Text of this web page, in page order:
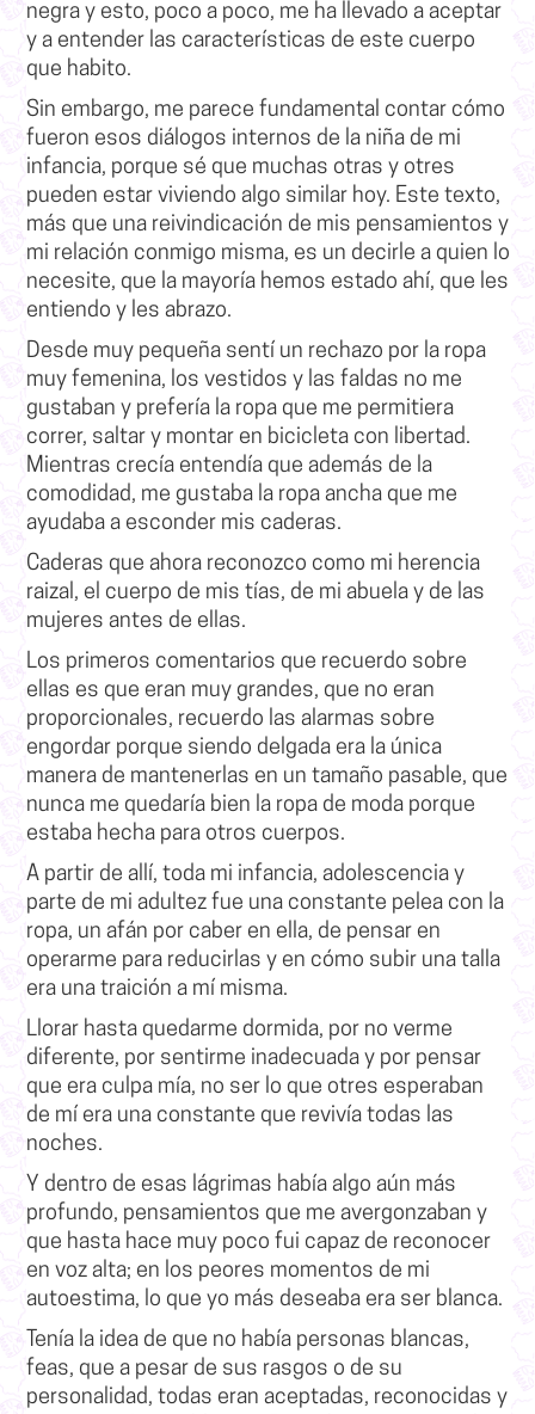
negra y esto, poco a poco, me ha llevado a aceptar
y a entender las características de este cuerpo
que habito.
Sin embargo, me parece fundamental contar cómo
fueron esos diálogos internos de la niña de mi
infancia, porque sé que muchas otras y otres
pueden estar viviendo algo similar hoy. Este texto,
más que una reivindicación de mis pensamientos y
mi relación conmigo misma, es un decirle a quien lo
necesite, que la mayoría hemos estado ahí, que les
entiendo y les abrazo.
Desde muy pequeña sentí un rechazo por la ropa
muy femenina, los vestidos y las faldas no me
gustaban y prefería la ropa que me permitiera
correr, saltar y montar en bicicleta con libertad.
Mientras crecía entendía que además de la
comodidad, me gustaba la ropa ancha que me
ayudaba a esconder mis caderas.
Caderas que ahora reconozco como mi herencia
raizal, el cuerpo de mis tías, de mi abuela y de las
mujeres antes de ellas.
Los primeros comentarios que recuerdo sobre
ellas es que eran muy grandes, que no eran
proporcionales, recuerdo las alarmas sobre
engordar porque siendo delgada era la única
manera de mantenerlas en un tamaño pasable, que
nunca me quedaría bien la ropa de moda porque
estaba hecha para otros cuerpos.
A partir de allí, toda mi infancia, adolescencia y
parte de mi adultez fue una constante pelea con la
ropa, un afán por caber en ella, de pensar en
operarme para reducirlas y en cómo subir una talla
era una traición a mí misma.
Llorar hasta quedarme dormida, por no verme
diferente, por sentirme inadecuada y por pensar
que era culpa mía, no ser lo que otres esperaban
de mí era una constante que revivía todas las
noches.
Y dentro de esas lágrimas había algo aún más
profundo, pensamientos que me avergonzaban y
que hasta hace muy poco fui capaz de reconocer
en voz alta; en los peores momentos de mi
autoestima, lo que yo más deseaba era ser blanca.
Tenía la idea de que no había personas blancas,
feas, que a pesar de sus rasgos o de su
personalidad, todas eran aceptadas, reconocidas y